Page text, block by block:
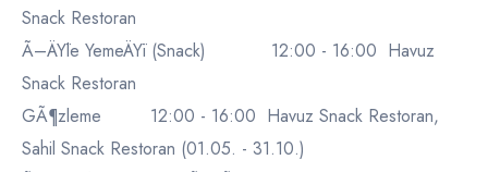
Snack Restoran
Ã–ÄŸle YemeÄŸi (Snack) 12:00 - 16:00 Havuz
Snack Restoran
GÃ¶zleme 12:00 - 16:00 Havuz Snack Restoran,
Sahil Snack Restoran (01.05. - 31.10.)